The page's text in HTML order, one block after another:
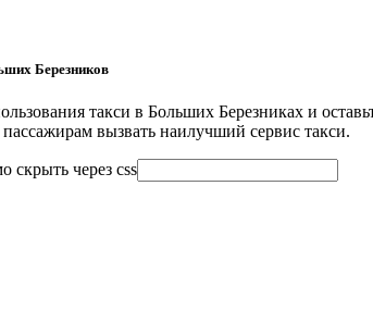
Березников
такси в Больших Березниках и
вызвать наилучший сервис такси.
скрыть через css